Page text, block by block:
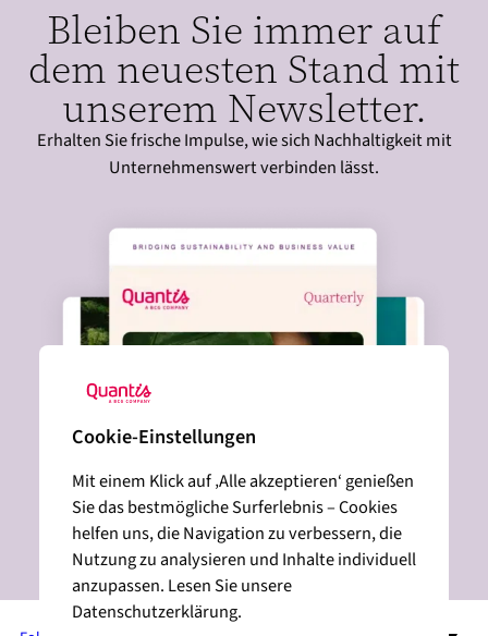
Bleiben Sie immer auf
dem neuesten Stand mit
unserem Newsletter.
Erhalten Sie frische Impulse, wie sich Nachhaltigkeit mit
Unternehmenswert verbinden lässt.
Cookie-Einstellungen
Mit einem Klick auf ‚Alle akzeptieren‘ genießen
Sie das bestmögliche Surferlebnis – Cookies
helfen uns, die Navigation zu verbessern, die
Nutzung zu analysieren und Inhalte individuell
anzupassen. Lesen Sie unsere
Datenschutzerklärung.